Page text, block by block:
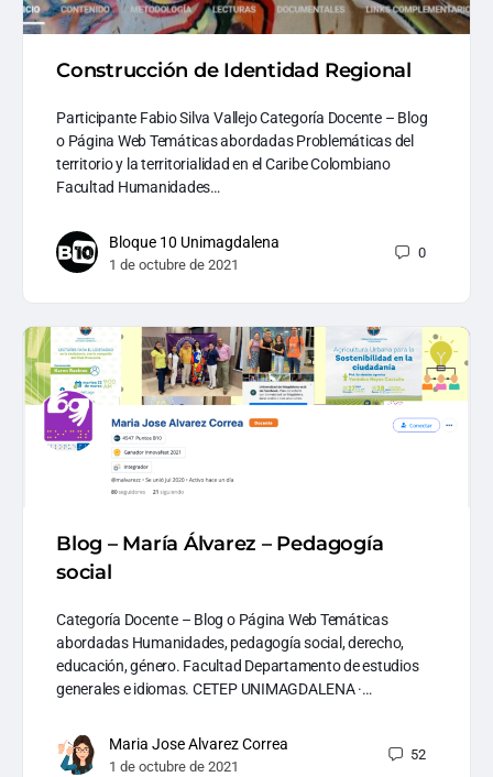
Construcción de Identidad Regional
Participante Fabio Silva Vallejo Categoría Docente – Blog
o Página Web Temáticas abordadas Problemáticas del
territorio y la territorialidad en el Caribe Colombiano
Facultad Humanidades…
Bloque 10 Unimagdalena
1 de octubre de 2021
0
Blog – María Álvarez – Pedagogía
social
Categoría Docente – Blog o Página Web Temáticas
abordadas Humanidades, pedagogía social, derecho,
educación, género. Facultad Departamento de estudios
generales e idiomas. CETEP UNIMAGDALENA ·…
Maria Jose Alvarez Correa
1 de octubre de 2021
52